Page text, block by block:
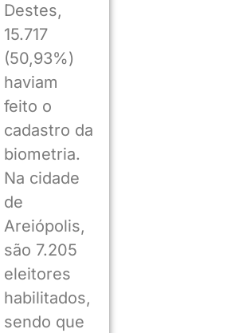
Destes,
15.717
(50,93%)
haviam
feito o
cadastro da
biometria.
Na cidade
de
Areiópolis,
são 7.205
eleitores
habilitados,
sendo que